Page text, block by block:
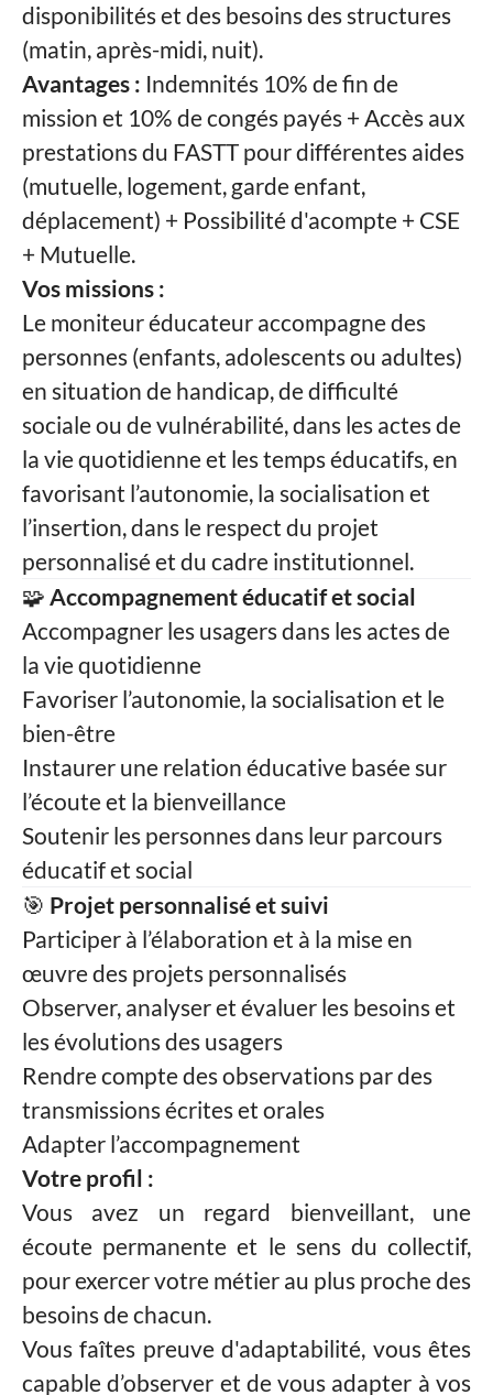
disponibilités et des besoins des structures
(matin, après-midi, nuit).
Avantages : Indemnités 10% de fin de
mission et 10% de congés payés + Accès aux
prestations du FASTT pour différentes aides
(mutuelle, logement, garde enfant,
déplacement) + Possibilité d'acompte + CSE
+ Mutuelle.
Vos missions :
Le moniteur éducateur accompagne des
personnes (enfants, adolescents ou adultes)
en situation de handicap, de difficulté
sociale ou de vulnérabilité, dans les actes de
la vie quotidienne et les temps éducatifs, en
favorisant l’autonomie, la socialisation et
l’insertion, dans le respect du projet
personnalisé et du cadre institutionnel.
🧩 Accompagnement éducatif et social
Accompagner les usagers dans les actes de
la vie quotidienne
Favoriser l’autonomie, la socialisation et le
bien-être
Instaurer une relation éducative basée sur
l’écoute et la bienveillance
Soutenir les personnes dans leur parcours
éducatif et social
🎯 Projet personnalisé et suivi
Participer à l’élaboration et à la mise en
œuvre des projets personnalisés
Observer, analyser et évaluer les besoins et
les évolutions des usagers
Rendre compte des observations par des
transmissions écrites et orales
Adapter l’accompagnement
Votre profil :
Vous avez un regard bienveillant, une
écoute permanente et le sens du collectif,
pour exercer votre métier au plus proche des
besoins de chacun.
Vous faîtes preuve d'adaptabilité, vous êtes
capable d’observer et de vous adapter à vos